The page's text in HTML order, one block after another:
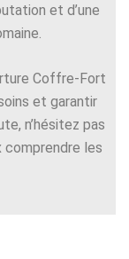
et d’une
Coffre-Fort
et garantir
n’hésitez pas
comprendre les